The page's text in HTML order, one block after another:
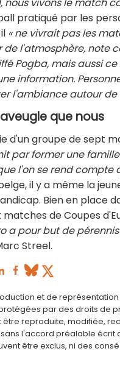
pratiqué par les
« ne vivrait pas les
l'atmosphère, note
Pogba, mais aussi
information.
l'ambiance autour de
que nous
d'un groupe de sept
par former une
l'on se rend compte
il y a même la
Bien en place
de Coupes
a pour but de
Streel.
et de
par des droits de
être reproduite, modifiée,
l'accord préalable écrit
être exclus, ni des